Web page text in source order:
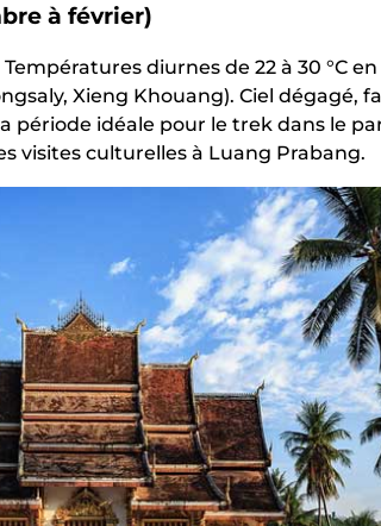
à février)
diurnes de 22 à 30 °C en
Xieng Khouang). Ciel dégagé,
période idéale pour le trek dans le
visites culturelles à Luang Prabang.